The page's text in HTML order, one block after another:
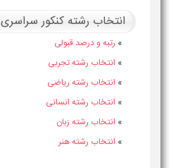
انتخاب رشته کنکور سراسری
» رتبه و درصد قبولی
» انتخاب رشته تجربی
» انتخاب رشته ریاضی
» انتخاب رشته انسانی
» انتخاب رشته زبان
» انتخاب رشته هنر